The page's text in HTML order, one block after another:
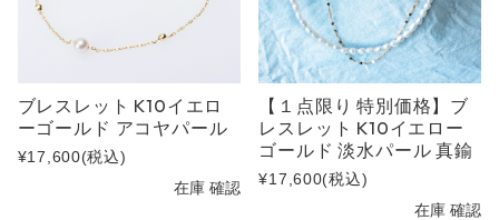
ブレスレット K10イエロ
ーゴールド アコヤパール
¥17,600(税込)
在庫 確認
【１点限り 特別価格】ブ
レスレット K10イエロー
ゴールド 淡水パール 真鍮
¥17,600(税込)
在庫 確認